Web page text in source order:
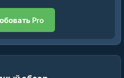
Pro
mkv | Уменьшение Размера